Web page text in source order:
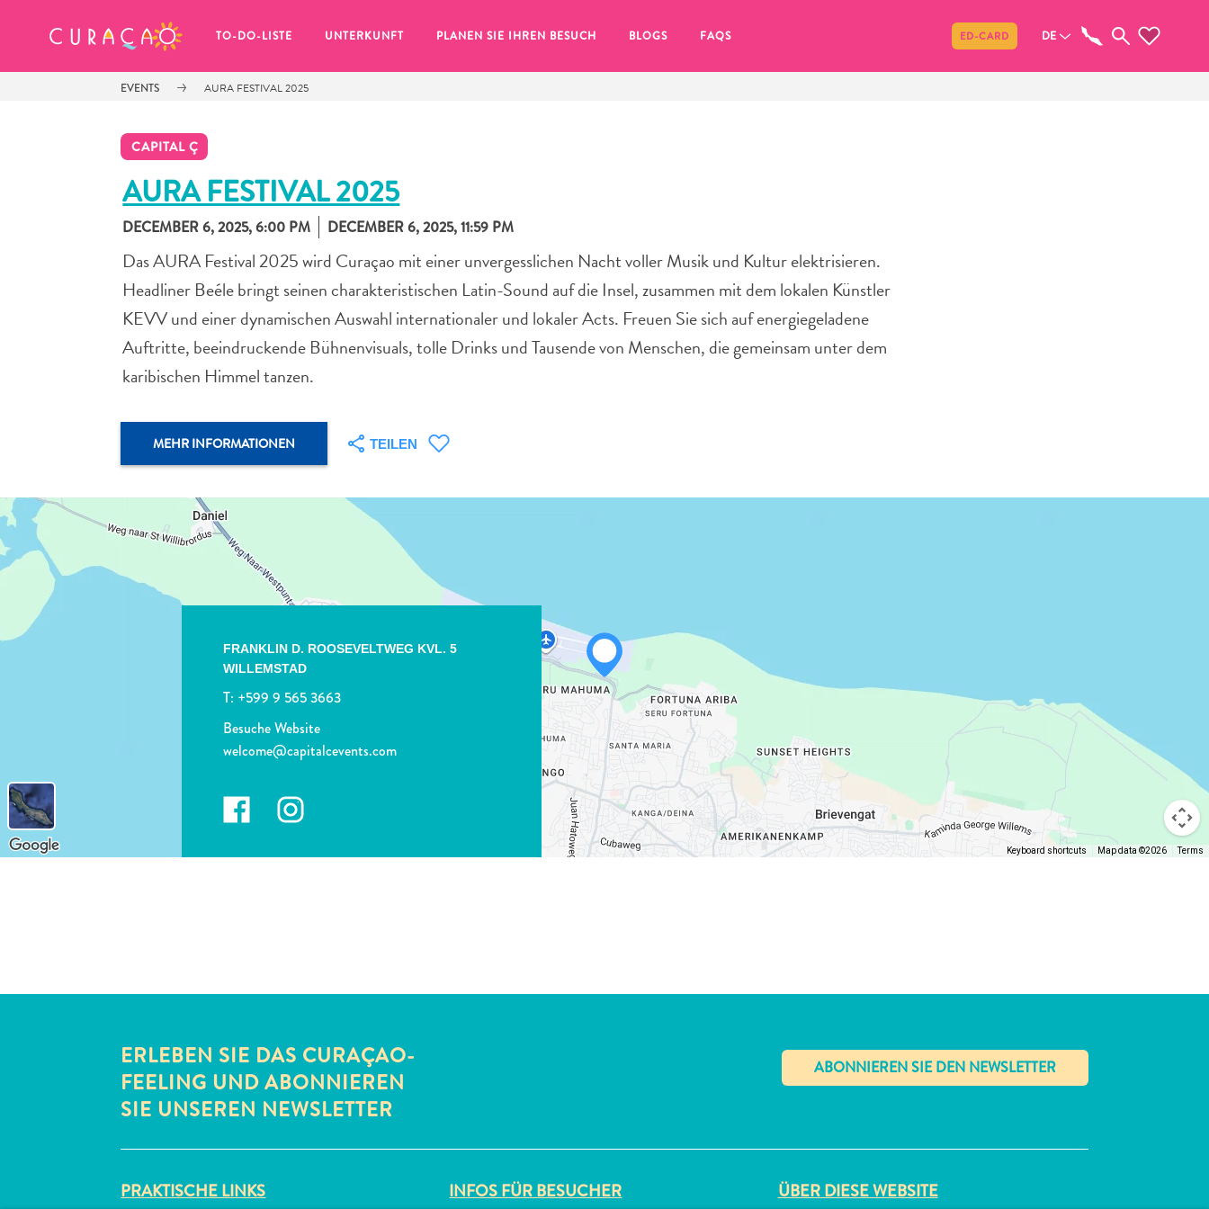
TO-DO-LISTE UNTERKUNFT PLANEN SIE IHREN BESUCH BLOGS FAQS ED-CARD DE
EVENTS AURA FESTIVAL 2025
CAPITAL Ç
AURA FESTIVAL 2025
DECEMBER 6, 2025, 6:00 PM DECEMBER 6, 2025, 11:59 PM
Das AURA Festival 2025 wird Curaçao mit einer unvergesslichen Nacht voller Musik und Kultur elektrisieren.
Headliner Beéle bringt seinen charakteristischen Latin-Sound auf die Insel, zusammen mit dem lokalen Künstler
KEVV und einer dynamischen Auswahl internationaler und lokaler Acts. Freuen Sie sich auf energiegeladene
Auftritte, beeindruckende Bühnenvisuals, tolle Drinks und Tausende von Menschen, die gemeinsam unter dem
karibischen Himmel tanzen.
MEHR INFORMATIONEN TEILEN
WHATSAPP
LINK KOPIEREN
FRANKLIN D. ROOSEVELTWEG KVL. 5
WILLEMSTAD
T: +599 9 565 3663
Besuche Website
welcome@capitalcevents.com
Keyboard shortcuts Map data ©2026 Terms
ERLEBEN SIE DAS CURAÇAO-
FEELING UND ABONNIEREN
SIE UNSEREN NEWSLETTER
✕
PRAKTISCHE LINKS INFOS FÜR BESUCHER ÜBER DIESE WEBSITE
MEINE FAVORITEN Teilen
Es schaut so aus, als ob Sie noch
gespeichert haben.
LINK KOPIEREN